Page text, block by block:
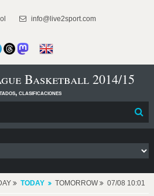
info@live2sport.com
Basketball 2014/15
clasificaciones
TODAY TOMORROW 07/08 10:01